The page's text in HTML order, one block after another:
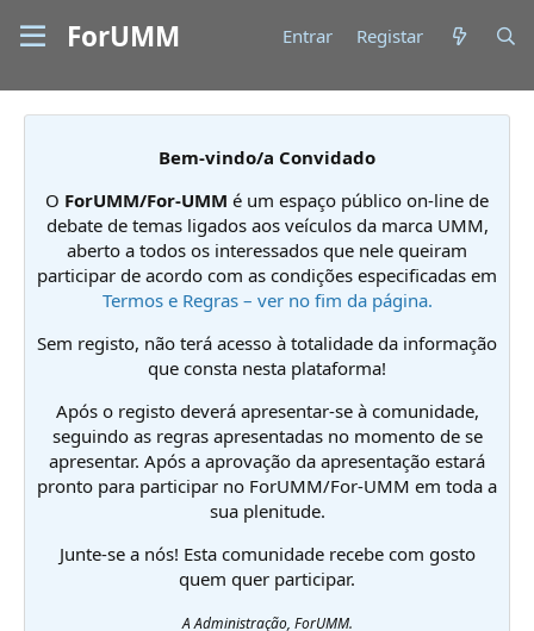
ForUMM Entrar Registar
Bem-vindo/a Convidado
O ForUMM/For-UMM é um espaço público on-line de
debate de temas ligados aos veículos da marca UMM,
aberto a todos os interessados que nele queiram
participar de acordo com as condições especificadas em
Termos e Regras – ver no fim da página.
Sem registo, não terá acesso à totalidade da informação
que consta nesta plataforma!
Após o registo deverá apresentar-se à comunidade,
seguindo as regras apresentadas no momento de se
apresentar. Após a aprovação da apresentação estará
pronto para participar no ForUMM/For-UMM em toda a
sua plenitude.
Junte-se a nós! Esta comunidade recebe com gosto
quem quer participar.
A Administração, ForUMM.